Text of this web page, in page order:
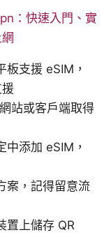
：快速入門、實
支援 eSIM，
站或客戶端取得
添加 eSIM，
案，記得留意流
置上儲存 QR